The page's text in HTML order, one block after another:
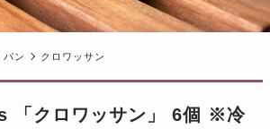
パン クロワッサン
「クロワッサン」 6個 ※冷